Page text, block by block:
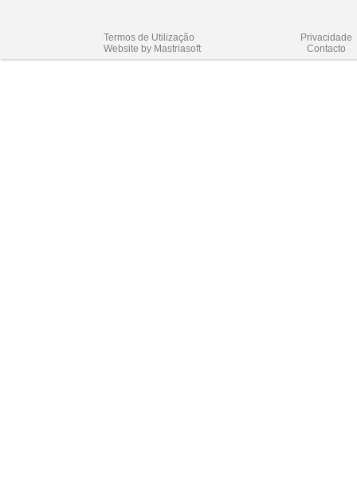
Termos de Utilização
Privacidade
Website by Mastriasoft
Contacto